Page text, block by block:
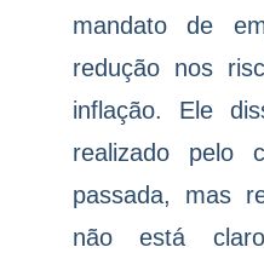
mandato de
redução nos
inflação. Ele
realizado pelo
passada, mas
não está